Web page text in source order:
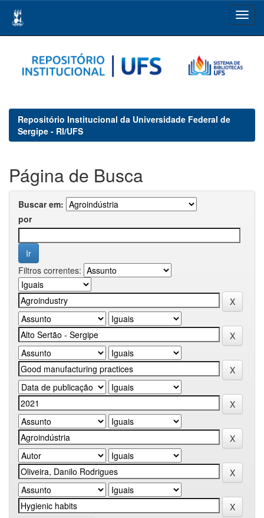
navigation
Repositório Institucional da Universidade Federal de
Sergipe - RI/UFS
Página de Busca
Buscar em:
por
Filtros correntes: